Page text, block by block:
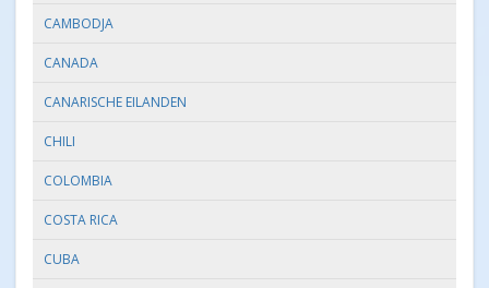
CAMBODJA
CANADA
CANARISCHE EILANDEN
CHILI
COLOMBIA
COSTA RICA
CUBA